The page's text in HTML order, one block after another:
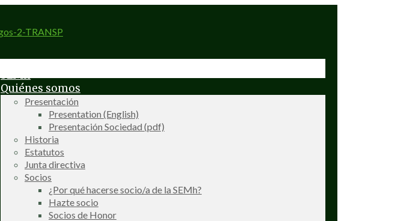
SEMh
Quiénes somos
Presentación
Presentation (English)
Presentación Sociedad (pdf)
Historia
Estatutos
Junta directiva
Socios
¿Por qué hacerse socio/a de la SEMh?
Hazte socio
Socios de Honor